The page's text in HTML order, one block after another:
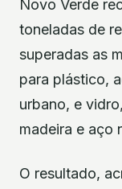
Novo Verde
toneladas de
superadas as
para plástico,
urbano, e
madeira e aço
O resultado,